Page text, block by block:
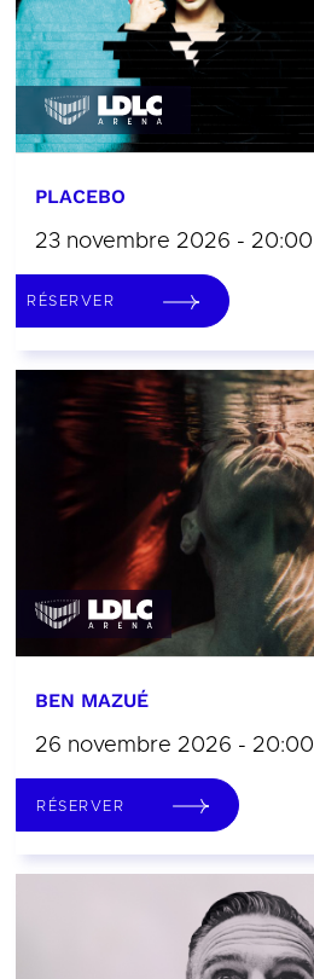
PLACEBO
23 novembre 2026 - 20:00
RÉSERVER
BEN MAZUÉ
26 novembre 2026 - 20:00
RÉSERVER